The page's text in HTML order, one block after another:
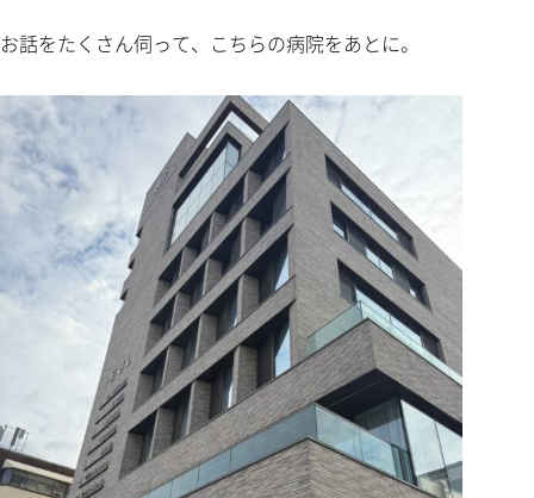
お話をたくさん伺って、こちらの病院をあとに。